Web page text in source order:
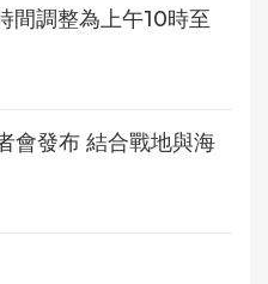
間調整為上午10時至
會發布 結合戰地與海